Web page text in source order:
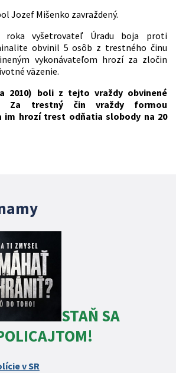
Jozef Mišenko zavraždený.
vyšetrovateľ Úradu boja proti
obvinil 5 osôb z trestného činu
vykonávateľom hrozí za zločin
väzenie.
2010) boli z tejto vraždy obvinené
Za trestný čin vraždy formou
im hrozí trest odňatia slobody na 20
STAŇ SA
v SR